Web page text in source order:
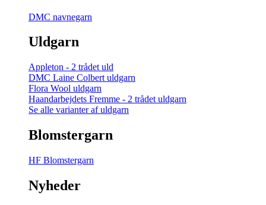
DMC navnegarn
Uldgarn
Appleton - 2 trådet uld
DMC Laine Colbert uldgarn
Flora Wool uldgarn
Haandarbejdets Fremme - 2 trådet uldgarn
Se alle varianter af uldgarn
Blomstergarn
HF Blomstergarn
Nyheder